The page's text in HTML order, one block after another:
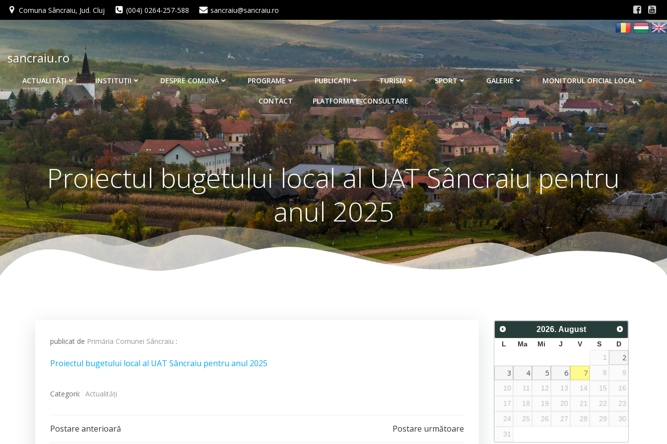
Skip
to
content
Comuna Sâncraiu, Jud. Cluj (004) 0264-257-588 sancraiu@sancraiu.ro
sancraiu.ro
ACTUALITĂŢI INSTITUŢII DESPRE COMUNĂ PROGRAME PUBLICAŢII TURISM SPORT GALERIE MONITORUL OFICIAL LOCAL
CONTACT PLATFORMA E-CONSULTARE
Proiectul bugetului local al UAT Sâncraiu pentru
anul 2025
publicat de Primăria Comunei Sâncraiu :
Proiectul bugetului local al UAT Sâncraiu pentru anul 2025
Categorii: Actualităţi
Post
Postare anterioară Postare următoare
2026. August
L Ma Mi J V S
D
1
2
3
4 5 6 7 8
9
10
11 12 13 14 15
16
17
18 19 20 21 22
23
24
25 26 27 28 29
30
31